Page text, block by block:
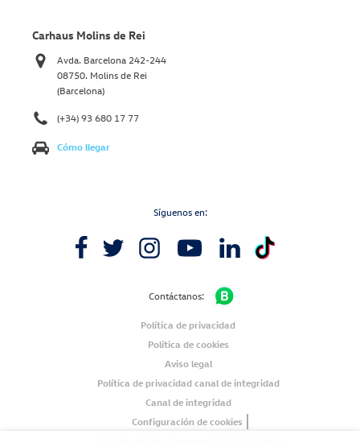
Carhaus Molins de Rei
Avda. Barcelona 242-244
08750. Molins de Rei
(Barcelona)
(+34) 93 680 17 77
Cómo llegar
Síguenos en:
Contáctanos:
Política de privacidad
Política de cookies
Aviso legal
Política de privacidad canal de integridad
Canal de integridad
Configuración de cookies